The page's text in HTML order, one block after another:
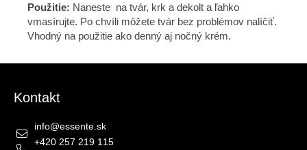
Použitie: Naneste na tvár, krk a dekolt a ľahko
vmasírujte. Po chvíli môžete tvár bez problémov nalíčiť.
Vhodný na použitie ako denný aj nočný krém.
Kontakt
info@essente.sk
+420 257 219 115